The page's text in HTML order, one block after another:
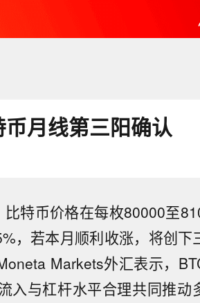
月线第三阳确认
特币价格在每枚80000至
，若本月顺利收涨，将创下
Markets外汇表示，
入与杠杆水平合理共同推动